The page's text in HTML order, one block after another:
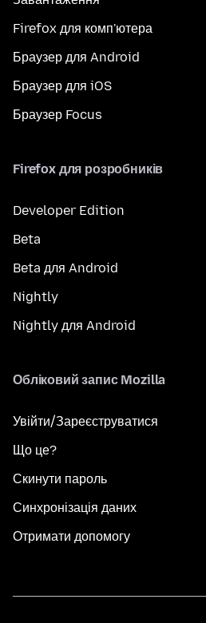
Firefox для комп'ютера
Браузер для Android
Браузер для iOS
Браузер Focus
Firefox для розробників
Developer Edition
Beta
Beta для Android
Nightly
Nightly для Android
Обліковий запис Mozilla
Увійти/Зареєструватися
Що це?
Скинути пароль
Синхронізація даних
Отримати допомогу